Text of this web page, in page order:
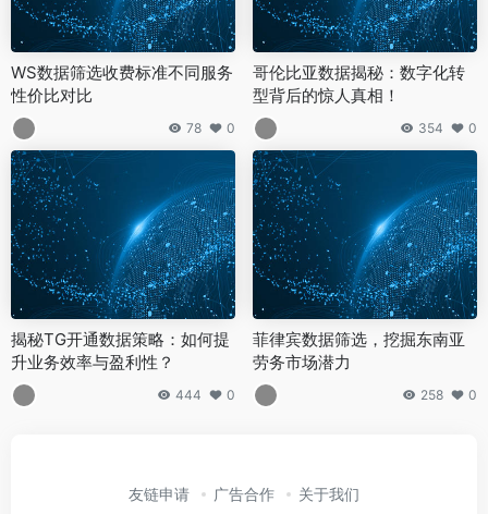
WS数据筛选收费标准不同服务
性价比对比
78 0
哥伦比亚数据揭秘：数字化转
型背后的惊人真相！
354 0
揭秘TG开通数据策略：如何提
升业务效率与盈利性？
444 0
菲律宾数据筛选，挖掘东南亚
劳务市场潜力
258 0
友链申请 广告合作 关于我们